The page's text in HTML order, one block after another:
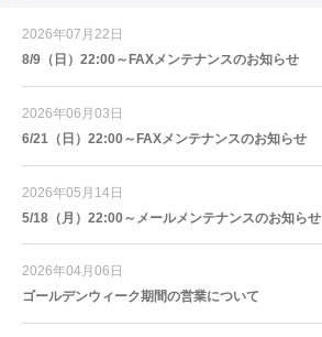
2026年07月22日
8/9（日）22:00～FAXメンテナンスのお知らせ
2026年06月03日
6/21（日）22:00～FAXメンテナンスのお知らせ
2026年05月14日
5/18（月）22:00～メールメンテナンスのお知らせ
2026年04月06日
ゴールデンウィーク期間の営業について